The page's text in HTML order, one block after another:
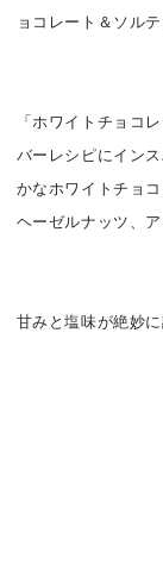
ョコレート＆ソル
「ホワイトチョコ
バーレシピにイン
かなホワイトチョ
ヘーゼルナッツ、
甘みと塩味が絶妙